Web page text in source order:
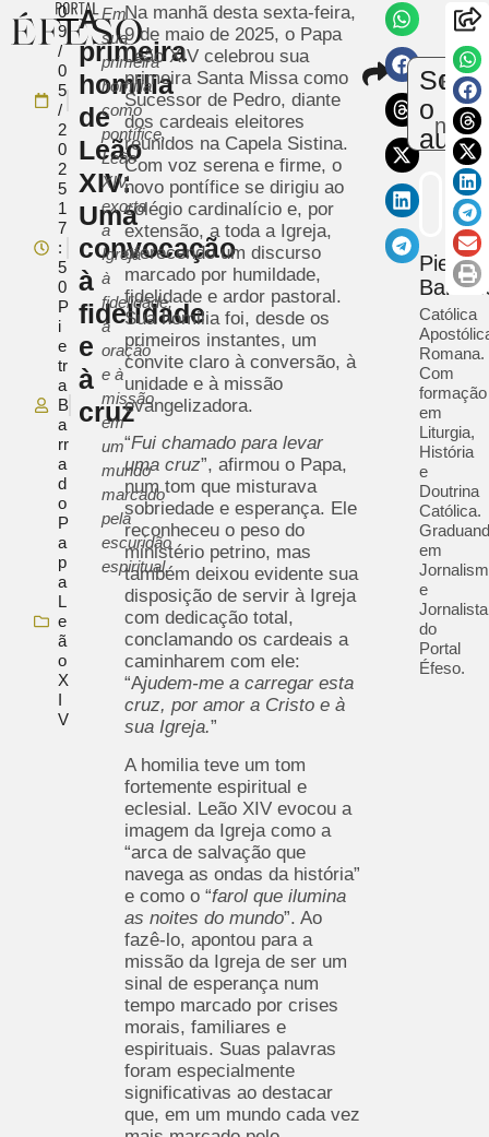
0
9
/
0
5
/
2
0
2
5
1
7
:
5
0
P
i
e
tr
a
B
a
rr
a
d
o
P
a
p
a
L
e
ã
o
X
I
V
A
primeira
homilia
de
Leão
XIV:
Uma
convocação
à
fidelidade
e
à
cruz
Em
sua
primeira
homilia
como
pontífice,
Leão
XIV
exorta
a
Igreja
à
fidelidade,
à
oração
e à
missão
em
um
mundo
marcado
pela
escuridão
espiritual.
Na manhã desta sexta-feira,
9 de maio de 2025, o Papa
Leão XIV celebrou sua
primeira Santa Missa como
Sucessor de Pedro, diante
dos cardeais eleitores
reunidos na Capela Sistina.
Com voz serena e firme, o
novo pontífice se dirigiu ao
colégio cardinalício e, por
extensão, a toda a Igreja,
oferecendo um discurso
marcado por humildade,
fidelidade e ardor pastoral.
Sua homilia foi, desde os
primeiros instantes, um
convite claro à conversão, à
unidade e à missão
evangelizadora.
“Fui chamado para levar
uma cruz”, afirmou o Papa,
num tom que misturava
sobriedade e esperança. Ele
reconheceu o peso do
ministério petrino, mas
também deixou evidente sua
disposição de servir à Igreja
com dedicação total,
conclamando os cardeais a
caminharem com ele:
“Ajudem-me a carregar esta
cruz, por amor a Cristo e à
sua Igreja.”
A homilia teve um tom
fortemente espiritual e
eclesial. Leão XIV evocou a
imagem da Igreja como a
“arca de salvação que
navega as ondas da história”
e como o “farol que ilumina
as noites do mundo”. Ao
fazê-lo, apontou para a
missão da Igreja de ser um
sinal de esperança num
tempo marcado por crises
morais, familiares e
espirituais. Suas palavras
foram especialmente
significativas ao destacar
que, em um mundo cada vez
uma
o
autor
Pietra
Católica
Romana.
Com
formação
em
Liturgia,
História
e
Doutrina
Católica.
em
e
Jornalista
do
Portal
Éfeso.